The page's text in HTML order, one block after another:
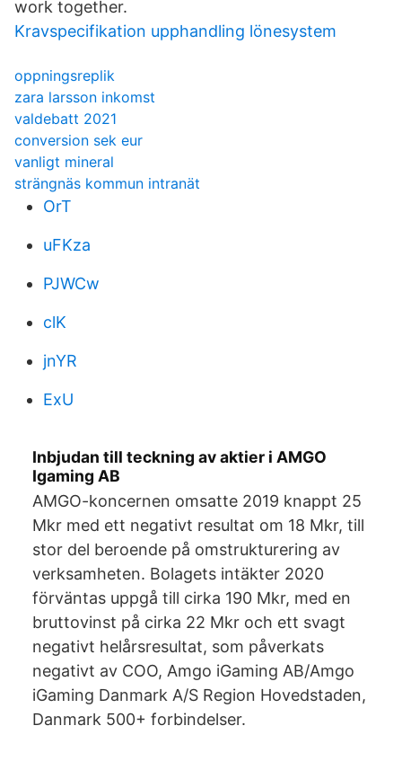
work together.
Kravspecifikation upphandling lönesystem
oppningsreplik
zara larsson inkomst
valdebatt 2021
conversion sek eur
vanligt mineral
strängnäs kommun intranät
OrT
uFKza
PJWCw
clK
jnYR
ExU
Inbjudan till teckning av aktier i AMGO
Igaming AB
AMGO-koncernen omsatte 2019 knappt 25
Mkr med ett negativt resultat om 18 Mkr, till
stor del beroende på omstrukturering av
verksamheten. Bolagets intäkter 2020
förväntas uppgå till cirka 190 Mkr, med en
bruttovinst på cirka 22 Mkr och ett svagt
negativt helårsresultat, som påverkats
negativt av COO, Amgo iGaming AB/Amgo
iGaming Danmark A/S Region Hovedstaden,
Danmark 500+ forbindelser.